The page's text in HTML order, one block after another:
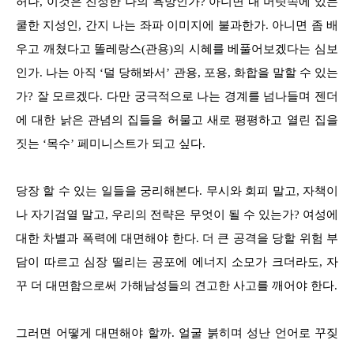
쿨한 지성인, 간지 나는 좌파 이미지에 불과한가. 아니면 좀 배
우고 깨쳤다고 똘레랑스(관용)의 시혜를 베풀어보겠다는 심보
인가. 나는 아직 ‘덜 당해봐서’ 관용, 포용, 화합을 말할 수 있는
가? 잘 모르겠다. 다만 궁극적으로 나는 경계를 넘나들며 젠더
에 대한 낡은 관념의 집들을 허물고 새로 평평하고 열린 집을
짓는 ‘목수’ 페미니스트가 되고 싶다.
당장 할 수 있는 일들을 궁리해본다. 무시와 회피 말고, 자책이
나 자기검열 말고, 우리의 전략은 무엇이 될 수 있는가? 여성에
대한 차별과 폭력에 대면해야 한다. 더 큰 공격을 당할 위험 부
담이 따르고 심장 떨리는 공포에 에너지 소모가 크더라도, 자
꾸 더 대면함으로써 가해남성들의 견고한 사고를 깨어야 한다.
그러면 어떻게 대면해야 할까. 얼굴 붉히며 성난 언어로 꾸짖